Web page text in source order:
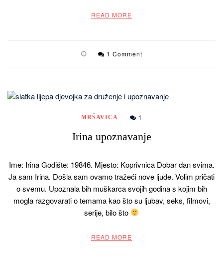
READ MORE
1 Comment
MRŠAVICA 1
Irina upoznavanje
Ime: Irina Godište: 19846. Mjesto: Koprivnica Dobar dan svima.
Ja sam Irina. Došla sam ovamo tražeći nove ljude. Volim pričati
o svemu. Upoznala bih muškarca svojih godina s kojim bih
mogla razgovarati o temama kao što su ljubav, seks, filmovi,
serije, bilo što
READ MORE